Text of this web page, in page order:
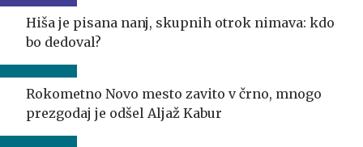
Hiša je pisana nanj, skupnih otrok nimava: kdo
bo dedoval?
Rokometno Novo mesto zavito v črno, mnogo
prezgodaj je odšel Aljaž Kabur